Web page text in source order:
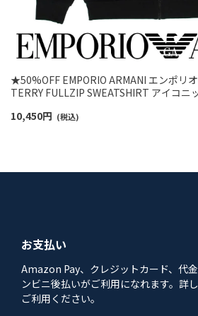
★50%OFF EMPORIO ARMANI エンポリ
TERRY FULLZIP SWEATSHIRT アイコニ
料ラッピング ギフト 54095717
10,450円 (税込)
お支払い
Amazon Pay、クレジットカード、代
ンビニ後払いがご利用になれます。詳
ご利用ください。